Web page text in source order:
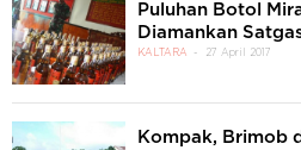
Puluhan Botol
Diamankan
KALTARA 27 April 2017
Kompak, Brimob